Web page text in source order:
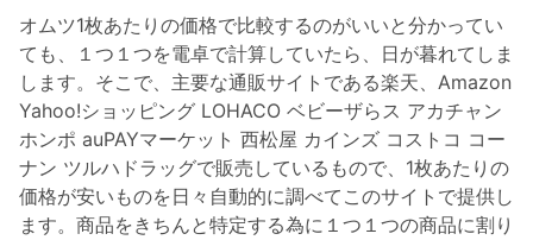
オムツ1枚あたりの価格で比較するのがいいと分かってい
ても、１つ１つを電卓で計算していたら、日が暮れてしま
します。そこで、主要な通販サイトである楽天、Amazon
Yahoo!ショッピング LOHACO ベビーザらス アカチャン
ホンポ auPAYマーケット 西松屋 カインズ コストコ コー
ナン ツルハドラッグで販売しているもので、1枚あたりの
価格が安いものを日々自動的に調べてこのサイトで提供し
ます。商品をきちんと特定する為に１つ１つの商品に割り